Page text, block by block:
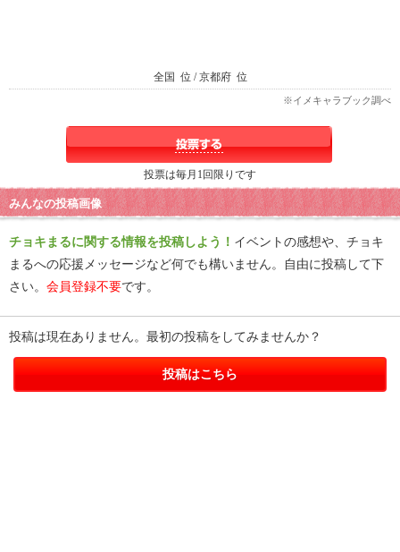
全国 位 / 京都府 位
※イメキャラブック調べ
投票は毎月1回限りです
みんなの投稿画像
チョキまるに関する情報を投稿しよう！ イベントの感想や、チョキ
まるへの応援メッセージなど何でも構いません。自由に投稿して下
さい。 会員登録不要です。
投稿は現在ありません。最初の投稿をしてみませんか？
投稿はこちら